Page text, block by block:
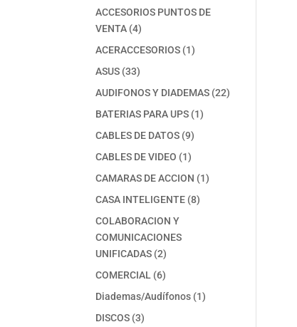
productos
ACCESORIOS PUNTOS DE
VENTA 44
productos
ACERACCESORIOS 11
ASUS 3333
productos
AUDIFONOS Y DIADEMAS 2222
BATERIAS PARA UPS 11
CABLES DE DATOS 99
CABLES DE VIDEO 11
producto
CAMARAS DE ACCION 11
CASA INTELIGENTE 88
COLABORACION Y
COMUNICACIONES
UNIFICADAS 22
productos
COMERCIAL 66
productos
Diademas/Audífonos 11
DISCOS 33